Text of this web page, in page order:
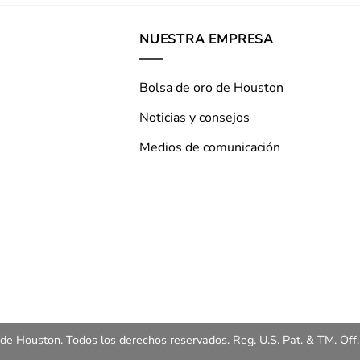
NUESTRA EMPRESA
Bolsa de oro de Houston
Noticias y consejos
Medios de comunicación
Houston. Todos los derechos reservados. Reg. U.S. Pat. & TM. Off.